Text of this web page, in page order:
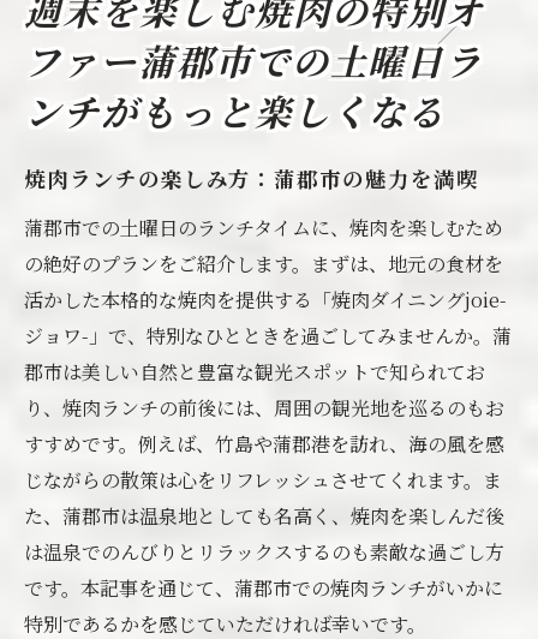
家族や友人と過ごす幸せな焼肉時間
焼肉ランチで週末をリフレッシュ
特別な土曜日ランチを楽しむためのポイン
ト
焼肉と一緒に乾杯土曜日限定の特別割引で贅沢
なひとときを
蒲郡市でおいしい乾杯体験
特別な割引で楽しむ贅沢な焼肉タイム
ビールと焼肉の最高の組み合わせ
焼酎・ハイボールで乾杯！
土曜日限定の割引を活用する方法
お得な飲み物と焼肉で充実した一日を
20%OFFの魅力焼肉とお酒で充実した週末を蒲
郡市で過ごそう
蒲郡市で楽しむ焼肉とお酒の相性
20%OFFで楽しむ週末の過ごし方
週末を楽しむ焼肉の特別オ
ファー蒲郡市での土曜日ラ
ンチがもっと楽しくなる
焼肉ランチの楽しみ方：蒲郡市の魅力を満喫
蒲郡市での土曜日のランチタイムに、焼肉を楽しむため
の絶好のプランをご紹介します。まずは、地元の食材を
活かした本格的な焼肉を提供する「焼肉ダイニングjoie-
ジョワ-」で、特別なひとときを過ごしてみませんか。蒲
郡市は美しい自然と豊富な観光スポットで知られてお
り、焼肉ランチの前後には、周囲の観光地を巡るのもお
すすめです。例えば、竹島や蒲郡港を訪れ、海の風を感
じながらの散策は心をリフレッシュさせてくれます。ま
た、蒲郡市は温泉地としても名高く、焼肉を楽しんだ後
は温泉でのんびりとリラックスするのも素敵な過ごし方
です。本記事を通じて、蒲郡市での焼肉ランチがいかに
特別であるかを感じていただければ幸いです。